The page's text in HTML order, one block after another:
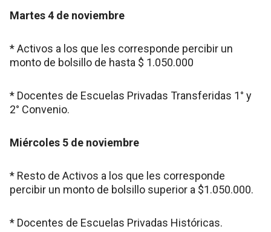
Martes 4 de noviembre
* Activos a los que les corresponde percibir un
monto de bolsillo de hasta $ 1.050.000
* Docentes de Escuelas Privadas Transferidas 1° y
2° Convenio.
Miércoles 5 de noviembre
* Resto de Activos a los que les corresponde
percibir un monto de bolsillo superior a $1.050.000.
* Docentes de Escuelas Privadas Históricas.